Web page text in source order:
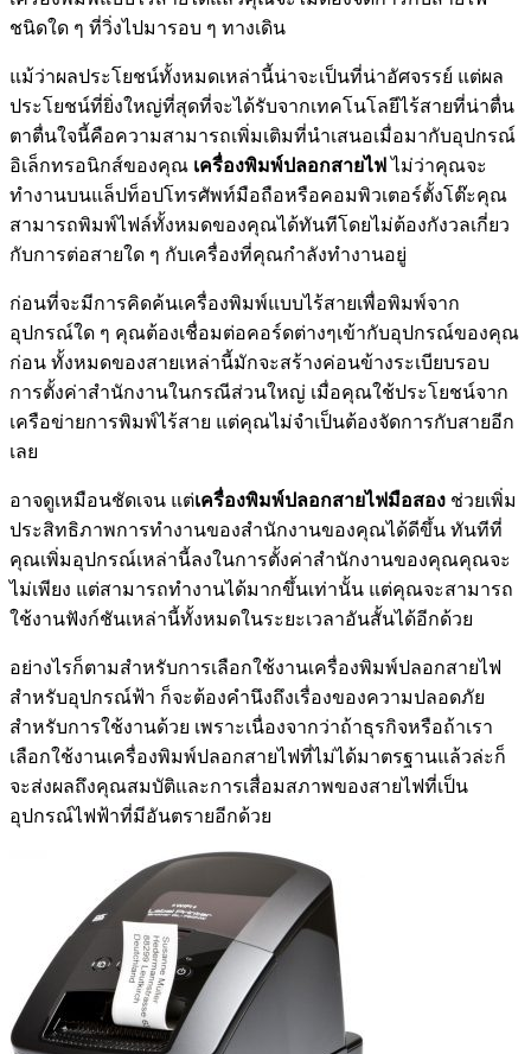
ชนิดใด ๆ ที่วิ่งไปมารอบ ๆ ทางเดิน
แม้ว่าผลประโยชน์ทั้งหมดเหล่านี้น่าจะเป็นที่น่าอัศจรรย์ แต่ผล
ประโยชน์ที่ยิ่งใหญ่ที่สุดที่จะได้รับจากเทคโนโลยีไร้สายที่น่าตื่น
ตาตื่นใจนี้คือความสามารถเพิ่มเติมที่นำเสนอเมื่อมากับอุปกรณ์
อิเล็กทรอนิกส์ของคุณ เครื่องพิมพ์ปลอกสายไฟ ไม่ว่าคุณจะ
ทำงานบนแล็ปท็อปโทรศัพท์มือถือหรือคอมพิวเตอร์ตั้งโต๊ะคุณ
สามารถพิมพ์ไฟล์ทั้งหมดของคุณได้ทันทีโดยไม่ต้องกังวลเกี่ยว
กับการต่อสายใด ๆ กับเครื่องที่คุณกำลังทำงานอยู่
ก่อนที่จะมีการคิดค้นเครื่องพิมพ์แบบไร้สายเพื่อพิมพ์จาก
อุปกรณ์ใด ๆ คุณต้องเชื่อมต่อคอร์ดต่างๆเข้ากับอุปกรณ์ของคุณ
ก่อน ทั้งหมดของสายเหล่านี้มักจะสร้างค่อนข้างระเบียบรอบ
การตั้งค่าสำนักงานในกรณีส่วนใหญ่ เมื่อคุณใช้ประโยชน์จาก
เครือข่ายการพิมพ์ไร้สาย แต่คุณไม่จำเป็นต้องจัดการกับสายอีก
เลย
อาจดูเหมือนชัดเจน แต่เครื่องพิมพ์ปลอกสายไฟมือสอง ช่วยเพิ่ม
ประสิทธิภาพการทำงานของสำนักงานของคุณได้ดีขึ้น ทันทีที่
คุณเพิ่มอุปกรณ์เหล่านี้ลงในการตั้งค่าสำนักงานของคุณคุณจะ
ไม่เพียง แต่สามารถทำงานได้มากขึ้นเท่านั้น แต่คุณจะสามารถ
ใช้งานฟังก์ชันเหล่านี้ทั้งหมดในระยะเวลาอันสั้นได้อีกด้วย
อย่างไรก็ตามสำหรับการเลือกใช้งานเครื่องพิมพ์ปลอกสายไฟ
สำหรับอุปกรณ์ฟ้า ก็จะต้องคำนึงถึงเรื่องของความปลอดภัย
สำหรับการใช้งานด้วย เพราะเนื่องจากว่าถ้าธุรกิจหรือถ้าเรา
เลือกใช้งานเครื่องพิมพ์ปลอกสายไฟที่ไม่ได้มาตรฐานแล้วล่ะก็
จะส่งผลถึงคุณสมบัติและการเสื่อมสภาพของสายไฟที่เป็น
อุปกรณ์ไฟฟ้าที่มีอันตรายอีกด้วย